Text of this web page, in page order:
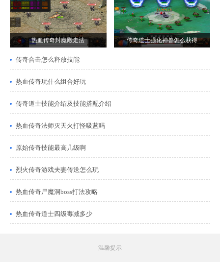
热血传奇封魔殿走法 传奇道士强化神兽怎么获得
传奇合击怎么释放技能
热血传奇玩什么组合好玩
传奇道士技能介绍及技能搭配介绍
热血传奇法师灭天火打怪吸蓝吗
原始传奇技能最高几级啊
烈火传奇游戏夫妻传送怎么玩
热血传奇尸魔洞boss打法攻略
热血传奇道士四级毒减多少
温馨提示